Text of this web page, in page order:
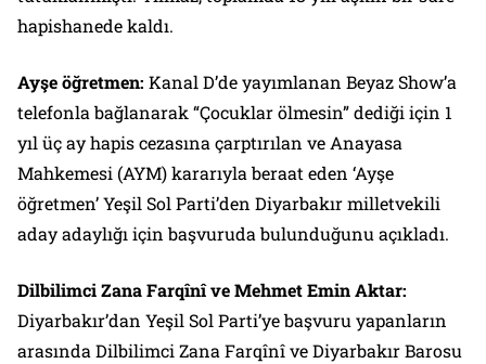
hapishanede kaldı.
Ayşe öğretmen: Kanal D’de yayımlanan Beyaz Show’a
telefonla bağlanarak “Çocuklar ölmesin” dediği için 1
yıl üç ay hapis cezasına çarptırılan ve Anayasa
Mahkemesi (AYM) kararıyla beraat eden ‘Ayşe
öğretmen’ Yeşil Sol Parti’den Diyarbakır milletvekili
aday adaylığı için başvuruda bulunduğunu açıkladı.
Dilbilimci Zana Farqînî ve Mehmet Emin Aktar:
Diyarbakır’dan Yeşil Sol Parti’ye başvuru yapanların
arasında Dilbilimci Zana Farqînî ve Diyarbakır Barosu